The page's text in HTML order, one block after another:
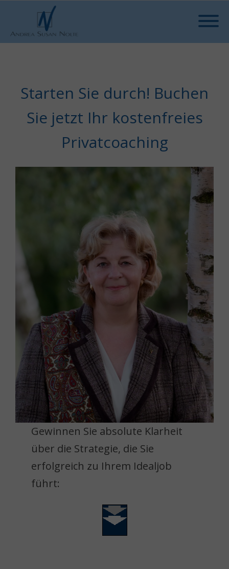
Starten Sie durch! Buchen
Sie jetzt Ihr kostenfreies
Privatcoaching
Gewinnen Sie absolute Klarheit
über die Strategie, die Sie
erfolgreich zu Ihrem Idealjob
führt: